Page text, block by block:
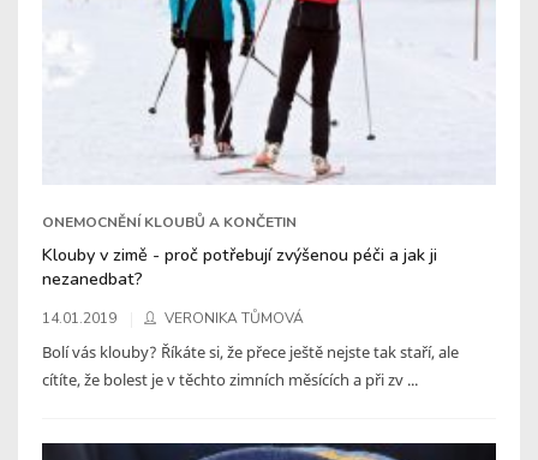
ONEMOCNĚNÍ KLOUBŮ A KONČETIN
Klouby v zimě - proč potřebují zvýšenou péči a jak ji
nezanedbat?
14.01.2019 VERONIKA TŮMOVÁ
Bolí vás klouby? Říkáte si, že přece ještě nejste tak staří, ale
cítíte, že bolest je v těchto zimních měsících a při zv ...